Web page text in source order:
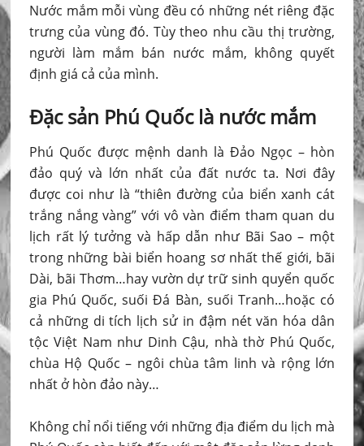
Nước mắm mỗi vùng đều có những nét riêng đặc
trưng của vùng đó. Tùy theo nhu cầu thị trường,
người làm mắm bán nước mắm, không quyết
định giá cả của mình.
Đặc sản Phú Quốc là nước mắm
Phú Quốc được mệnh danh là Đảo Ngọc – hòn
đảo quý và lớn nhất của đất nước ta. Nơi đây
được coi như là “thiên đường của biển xanh cát
trắng nắng vàng” với vô vàn điểm tham quan du
lịch rất lý tưởng và hấp dẫn như Bãi Sao – một
trong những bài biển hoang sơ nhất thế giới, bãi
Dài, bãi Thơm…hay vườn dự trữ sinh quyển quốc
gia Phú Quốc, suối Đá Bàn, suối Tranh…hoặc có
cả những di tích lịch sử in đậm nét văn hóa dân
tộc Việt Nam như Dinh Cậu, nhà thờ Phú Quốc,
chùa Hộ Quốc – ngôi chùa tâm linh và rộng lớn
nhất ở hòn đảo này…
Không chỉ nổi tiếng với những địa điểm du lịch mà